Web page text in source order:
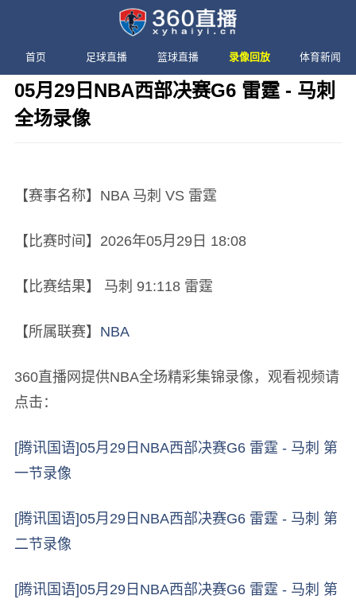
首页 足球直播 篮球直播 录像回放 体育新闻
05月29日NBA西部决赛G6 雷霆 - 马刺
全场录像
【赛事名称】NBA 马刺 VS 雷霆
【比赛时间】2026年05月29日 18:08
【比赛结果】 马刺 91:118 雷霆
【所属联赛】 NBA
360直播网提供NBA全场精彩集锦录像，观看视频请
点击：
[腾讯国语]05月29日NBA西部决赛G6 雷霆 - 马刺 第
一节录像
[腾讯国语]05月29日NBA西部决赛G6 雷霆 - 马刺 第
二节录像
[腾讯国语]05月29日NBA西部决赛G6 雷霆 - 马刺 第